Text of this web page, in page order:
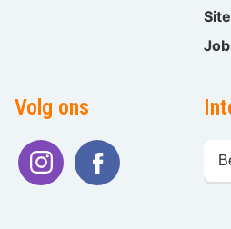
Volg ons